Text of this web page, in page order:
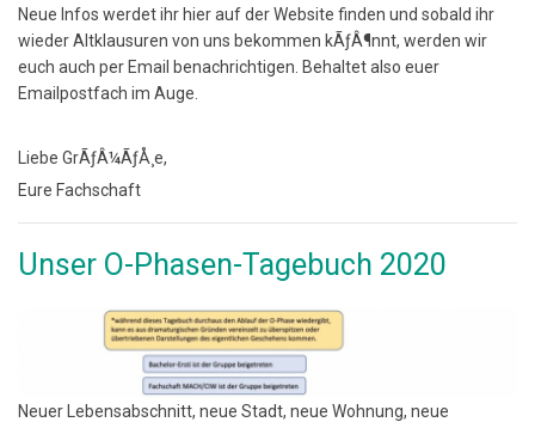
Neue Infos werdet ihr hier auf der Website finden und sobald ihr
wieder Altklausuren von uns bekommen kÃƒÂ¶nnt, werden wir
euch auch per Email benachrichtigen. Behaltet also euer
Emailpostfach im Auge.
Liebe GrÃƒÂ¼ÃƒÅ¸e,
Eure Fachschaft
Unser O-Phasen-Tagebuch 2020
Neuer Lebensabschnitt, neue Stadt, neue Wohnung, neue